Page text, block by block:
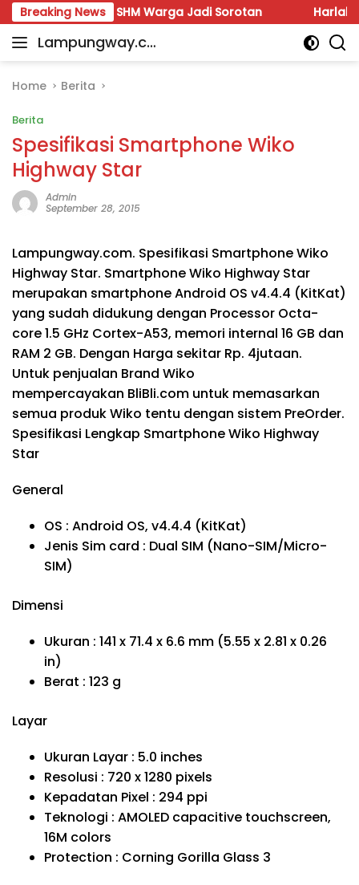
Skip
to
content
Breaking News
hingga SHM Warga Jadi Sorotan Harlah Jadi
Lampungway.co
Portal
Daerah
Terpercaya
dan
Terupdate
Home Berita
Berita
Spesifikasi Smartphone Wiko
Highway Star
Admin
September 28, 2015
Lampungway.com. Spesifikasi Smartphone Wiko
Highway Star. Smartphone Wiko Highway Star
merupakan smartphone Android OS v4.4.4 (KitKat)
yang sudah didukung dengan Processor Octa-
core 1.5 GHz Cortex-A53, memori internal 16 GB dan
RAM 2 GB. Dengan Harga sekitar Rp. 4jutaan.
Untuk penjualan Brand Wiko
mempercayakan BliBli.com untuk memasarkan
semua produk Wiko tentu dengan sistem PreOrder.
Spesifikasi Lengkap Smartphone Wiko Highway
Star
General
OS : Android OS, v4.4.4 (KitKat)
Jenis Sim card : Dual SIM (Nano-SIM/Micro-
SIM)
Dimensi
Ukuran : 141 x 71.4 x 6.6 mm (5.55 x 2.81 x 0.26
in)
Berat : 123 g
Layar
Ukuran Layar : 5.0 inches
Resolusi : 720 x 1280 pixels
Kepadatan Pixel : 294 ppi
Teknologi : AMOLED capacitive touchscreen,
16M colors
Protection : Corning Gorilla Glass 3